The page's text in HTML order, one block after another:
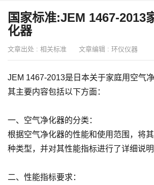
国家标准:JEM 1467-2013
化器
文章出处 : 相关标准 文章编辑 : 环仪仪器
JEM 1467-2013是日本关于家庭用空气
其主要内容包括以下方面：
一、空气净化器的分类：
根据空气净化器的性能和使用范围，将
种类型，并对其性能指标进行了详细说明
二、性能指标要求：